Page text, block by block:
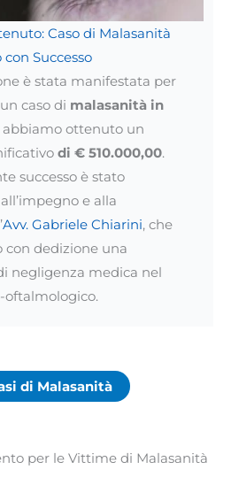
Caso di Malasanità
Successo
è stata manifestata per
caso di malasanità in
abbiamo ottenuto un
di € 510.000,00.
successo è stato
e alla
Avv. Gabriele Chiarini, che
con dedizione una
negligenza medica nel
oftalmologico.
di Malasanità
per le Vittime di Malasanità